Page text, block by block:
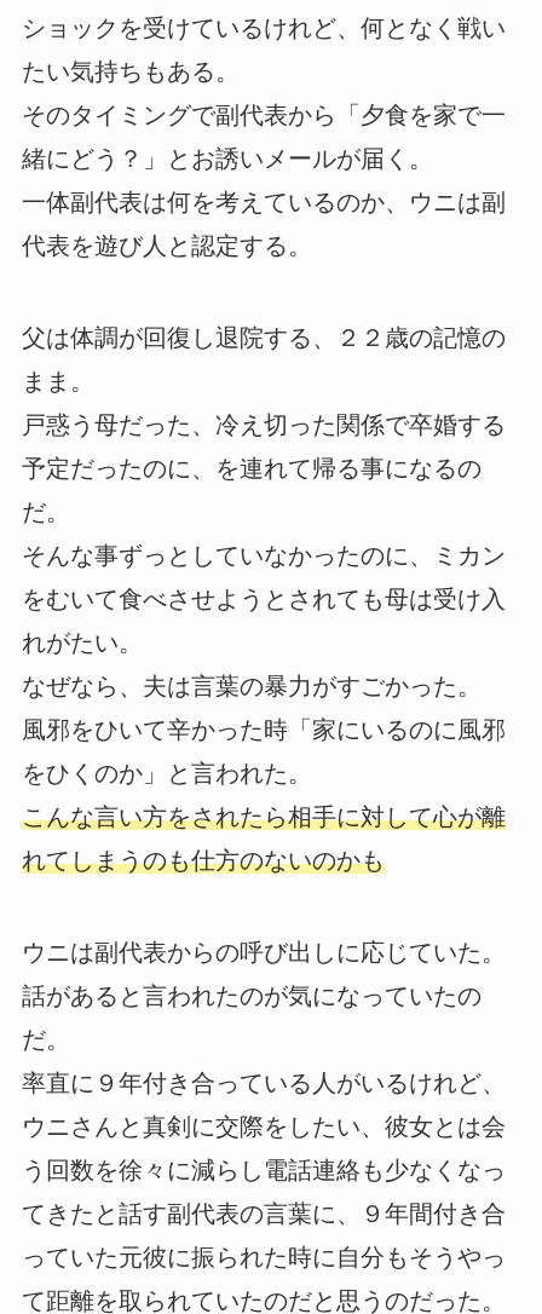
ショックを受けているけれど、何となく戦い
たい気持ちもある。
そのタイミングで副代表から「夕食を家で一
緒にどう？」とお誘いメールが届く。
一体副代表は何を考えているのか、ウニは副
代表を遊び人と認定する。
父は体調が回復し退院する、２２歳の記憶の
まま。
戸惑う母だった、冷え切った関係で卒婚する
予定だったのに、を連れて帰る事になるの
だ。
そんな事ずっとしていなかったのに、ミカン
をむいて食べさせようとされても母は受け入
れがたい。
なぜなら、夫は言葉の暴力がすごかった。
風邪をひいて辛かった時「家にいるのに風邪
をひくのか」と言われた。
こんな言い方をされたら相手に対して心が離
れてしまうのも仕方のないのかも
ウニは副代表からの呼び出しに応じていた。
話があると言われたのが気になっていたの
だ。
率直に９年付き合っている人がいるけれど、
ウニさんと真剣に交際をしたい、彼女とは会
う回数を徐々に減らし電話連絡も少なくなっ
てきたと話す副代表の言葉に、９年間付き合
っていた元彼に振られた時に自分もそうやっ
て距離を取られていたのだと思うのだった。